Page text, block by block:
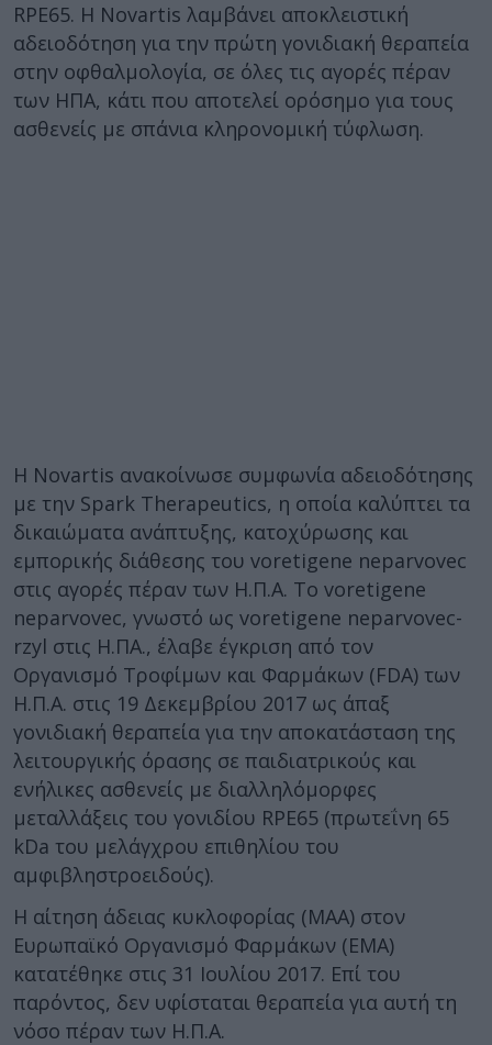
RPE65. Η Novartis λαμβάνει αποκλειστική
αδειοδότηση για την πρώτη γονιδιακή θεραπεία
στην οφθαλμολογία, σε όλες τις αγορές πέραν
των ΗΠΑ, κάτι που αποτελεί ορόσημο για τους
ασθενείς με σπάνια κληρονομική τύφλωση.
Η Novartis ανακοίνωσε συμφωνία αδειοδότησης
με την Spark Therapeutics, η οποία καλύπτει τα
δικαιώματα ανάπτυξης, κατοχύρωσης και
εμπορικής διάθεσης του voretigene neparvovec
στις αγορές πέραν των Η.Π.Α. To voretigene
neparvovec, γνωστό ως voretigene neparvovec-
rzyl στις Η.ΠΑ., έλαβε έγκριση από τον
Οργανισμό Τροφίμων και Φαρμάκων (FDA) των
Η.Π.Α. στις 19 Δεκεμβρίου 2017 ως άπαξ
γονιδιακή θεραπεία για την αποκατάσταση της
λειτουργικής όρασης σε παιδιατρικούς και
ενήλικες ασθενείς με διαλληλόμορφες
μεταλλάξεις του γονιδίου RPE65 (πρωτεΐνη 65
kDa του μελάγχρου επιθηλίου του
αμφιβληστροειδούς).
Η αίτηση άδειας κυκλοφορίας (MAA) στον
Ευρωπαϊκό Οργανισμό Φαρμάκων (EMA)
κατατέθηκε στις 31 Ιουλίου 2017. Επί του
παρόντος, δεν υφίσταται θεραπεία για αυτή τη
νόσο πέραν των Η.Π.Α.